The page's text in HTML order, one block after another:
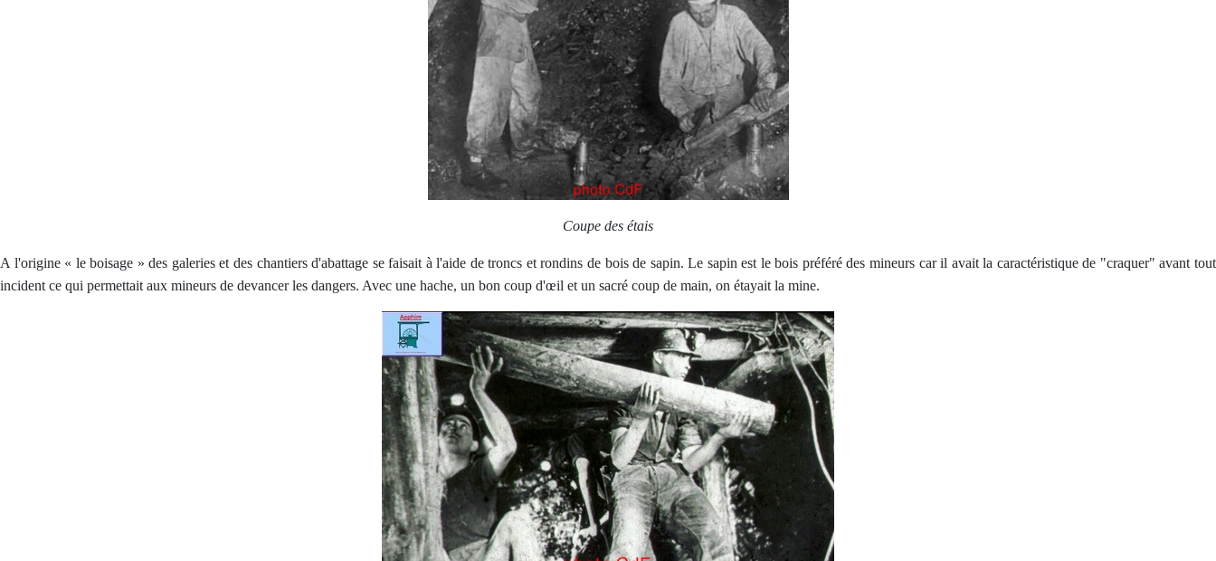
Coupe des étais
A l'origine « le boisage » des galeries et des chantiers d'abattage se faisait à l'aide de troncs et rondins de bois de sapin. Le sapin est le bois préféré des mineurs car il avait la caractéristique de "craquer" avant tout
incident ce qui permettait aux mineurs de devancer les dangers. Avec une hache, un bon coup d'œil et un sacré coup de main, on étayait la mine.